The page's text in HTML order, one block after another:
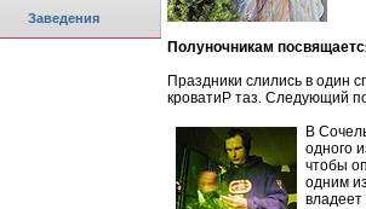
Заведения
Полуночникам
Праздники слились в один
кроватиP таз. Следующий
В
одного
чтобы
одним